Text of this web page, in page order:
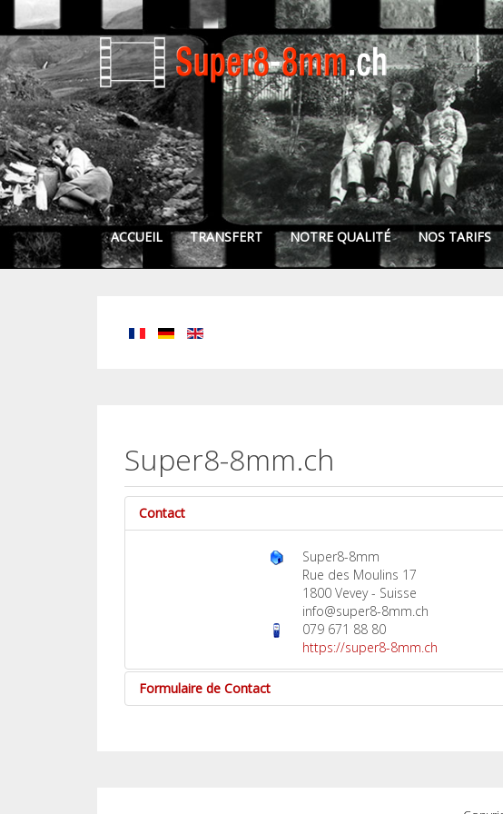
ACCUEIL TRANSFERT NOTRE QUALITÉ NOS TARIFS
Super8-8mm.ch
Contact
Super8-8mm
Rue des Moulins 17
1800 Vevey - Suisse
info@super8-8mm.ch
079 671 88 80
https://super8-8mm.ch
Formulaire de Contact